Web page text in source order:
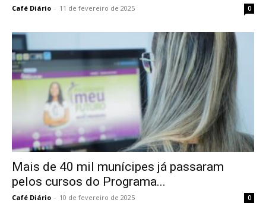
Café Diário - 11 de fevereiro de 2025 0
Mais de 40 mil munícipes já passaram
pelos cursos do Programa...
Café Diário - 10 de fevereiro de 2025 0